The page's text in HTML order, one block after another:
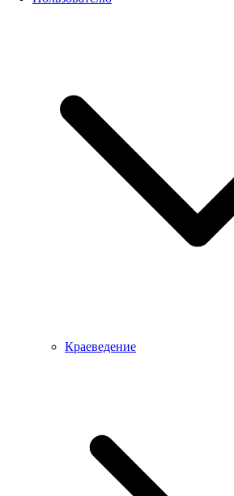
Краеведение